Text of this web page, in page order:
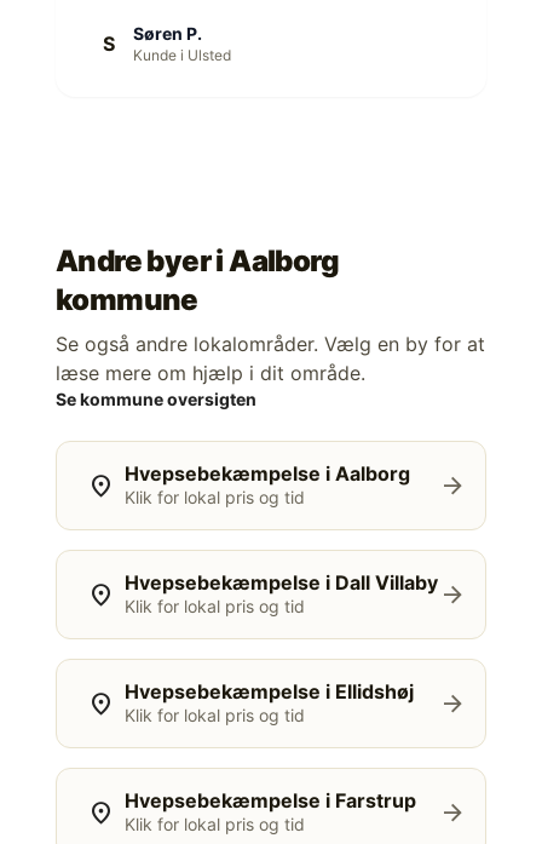
S Søren P.
Kunde i Ulsted
Andre byer iAalborg
kommune
Se også andre lokalområder. Vælg en by for at
læse mere om hjælp i dit område.
Se kommune oversigten
location_on Hvepsebekæmpelse i Aalborg
Klik for lokal pris og tid arrow_forward
location_on Hvepsebekæmpelse i Dall Villaby
Klik for lokal pris og tid arrow_forward
location_on Hvepsebekæmpelse i Ellidshøj
Klik for lokal pris og tid arrow_forward
location_on Hvepsebekæmpelse i Farstrup
Klik for lokal pris og tid arrow_forward